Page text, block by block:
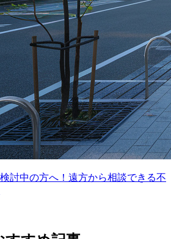
討中の方へ！遠方から相談できる不